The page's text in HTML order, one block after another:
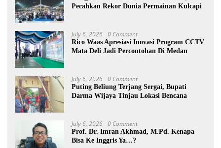
Pecahkan Rekor Dunia Permainan Kulcapi
July 6, 2026 0 Comment
Rico Waas Apresiasi Inovasi Program CCTV
Mata Deli Jadi Percontohan Di Medan
July 6, 2026 0 Comment
Puting Beliung Terjang Sergai, Bupati
Darma Wijaya Tinjau Lokasi Bencana
July 6, 2026 0 Comment
Prof. Dr. Imran Akhmad, M.Pd. Kenapa
Bisa Ke Inggris Ya…?